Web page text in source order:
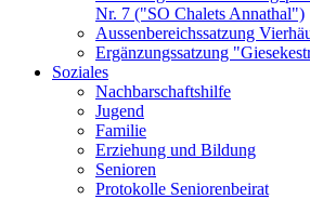
Nr. 7 ("SO Chalets Annathal")
Aussenbereichssatzung
Ergänzungssatzung
Soziales
Nachbarschaftshilfe
Jugend
Familie
Erziehung und Bildung
Senioren
Protokolle Seniorenbeirat